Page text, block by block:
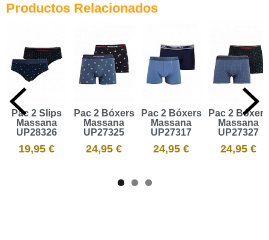
Productos Relacionados
Pac 2 Slips
Massana
UP28326
19,95 €
Pac 2 Bóxers
Massana
UP27325
24,95 €
Pac 2 Bóxers
Massana
UP27317
24,95 €
Pac 2 Bóxers
Massana
UP27327
24,95 €